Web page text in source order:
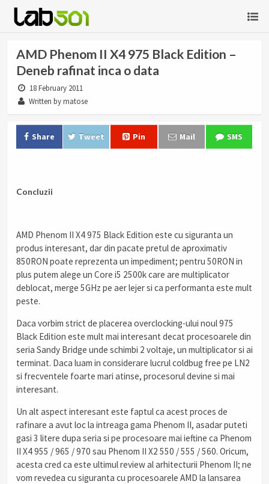
AMD Phenom II X4 975 Black Edition –
Deneb rafinat inca o data
18 February 2011
Written by matose
Share Tweet Pin Mail SMS
Concluzii
AMD Phenom II X4 975 Black Edition este cu siguranta un
produs interesant, dar din pacate pretul de aproximativ
850RON poate reprezenta un impediment; pentru 50RON in
plus putem alege un Core i5 2500k care are multiplicator
deblocat, merge 5GHz pe aer lejer si ca performanta este mult
peste.
Daca vorbim strict de placerea overclocking-ului noul 975
Black Edition este mult mai interesant decat procesoarele din
seria Sandy Bridge unde schimbi 2 voltaje, un multiplicator si ai
terminat. Daca luam in considerare lucrul coldbug free pe LN2
si frecventele foarte mari atinse, procesorul devine si mai
interesant.
Un alt aspect interesant este faptul ca acest proces de
rafinare a avut loc la intreaga gama Phenom II, asadar puteti
gasi 3 litere dupa seria si pe procesoare mai ieftine ca Phenom
II X4 955 / 965 / 970 sau Phenom II X2 550 / 555 / 560. Oricum,
acesta cred ca este ultimul review al arhitecturii Phenom II; ne
vom revedea cu siguranta cu procesoarele AMD la lansarea